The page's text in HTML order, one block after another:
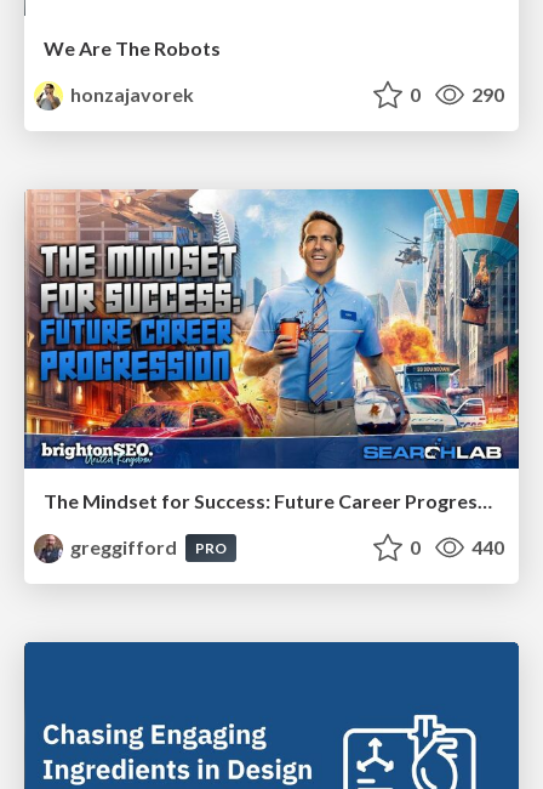
We Are The Robots
honzajavorek
0 290
greggifford
PRO 0 440